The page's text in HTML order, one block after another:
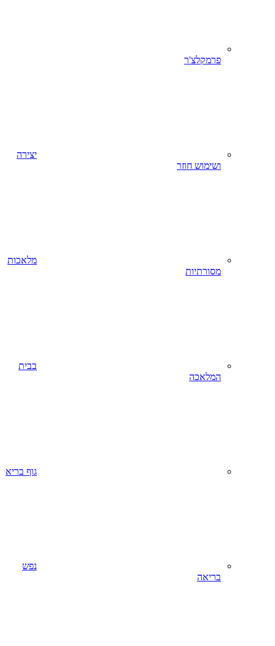
פרמקלצ'ר
יצירה
ושימוש חוזר
מלאכות
מסורתיות
בבית
המלאכה
גוף בריא
נפש
בריאה